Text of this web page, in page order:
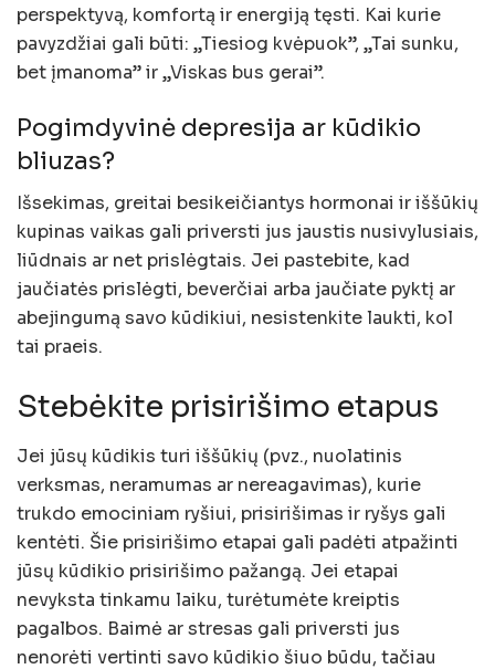
perspektyvą, komfortą ir energiją tęsti. Kai kurie
pavyzdžiai gali būti: „Tiesiog kvėpuok”, „Tai sunku,
bet įmanoma” ir „Viskas bus gerai”.
Pogimdyvinė depresija ar kūdikio
bliuzas?
Išsekimas, greitai besikeičiantys hormonai ir iššūkių
kupinas vaikas gali priversti jus jaustis nusivylusiais,
liūdnais ar net prislėgtais. Jei pastebite, kad
jaučiatės prislėgti, beverčiai arba jaučiate pyktį ar
abejingumą savo kūdikiui, nesistenkite laukti, kol
tai praeis.
Stebėkite prisirišimo etapus
Jei jūsų kūdikis turi iššūkių (pvz., nuolatinis
verksmas, neramumas ar nereagavimas), kurie
trukdo emociniam ryšiui, prisirišimas ir ryšys gali
kentėti. Šie prisirišimo etapai gali padėti atpažinti
jūsų kūdikio prisirišimo pažangą. Jei etapai
nevyksta tinkamu laiku, turėtumėte kreiptis
pagalbos. Baimė ar stresas gali priversti jus
nenorėti vertinti savo kūdikio šiuo būdu, tačiau